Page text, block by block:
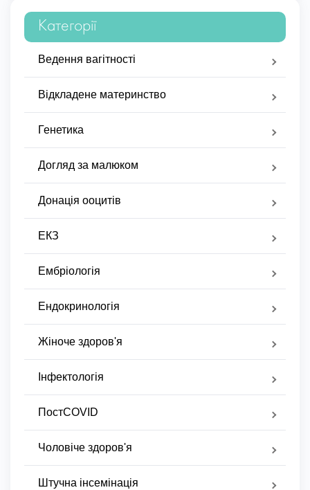
Категорії
Ведення вагітності
Відкладене материнство
Генетика
Догляд за малюком
Донація ооцитів
ЕКЗ
Ембріологія
Ендокринологія
Жіноче здоров'я
Інфектологія
ПостCOVID
Чоловіче здоров'я
Штучна інсемінація